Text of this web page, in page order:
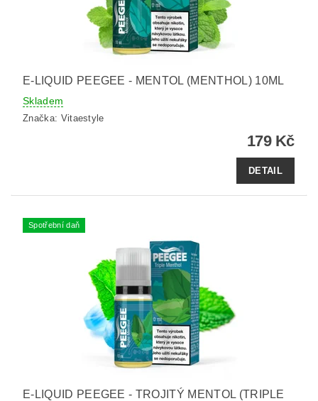
E-LIQUID PEEGEE - MENTOL (MENTHOL) 10ML
Skladem
Značka: Vitaestyle
179 Kč
DETAIL
Spotřební daň
E-LIQUID PEEGEE - TROJITÝ MENTOL (TRIPLE